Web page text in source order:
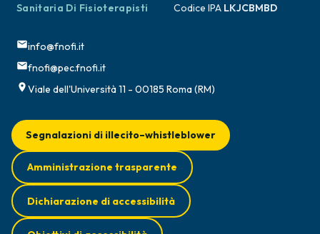
Sanitaria Di Fisioterapisti
Codice IPA LKJCBMBD
info@fnofi.it
fnofi@pec.fnofi.it
Viale dell'Università 11 - 00185 Roma (RM)
Segnalazioni di illecito–whistleblower
Amministrazione trasparente
Dichiarazione di accessibilità